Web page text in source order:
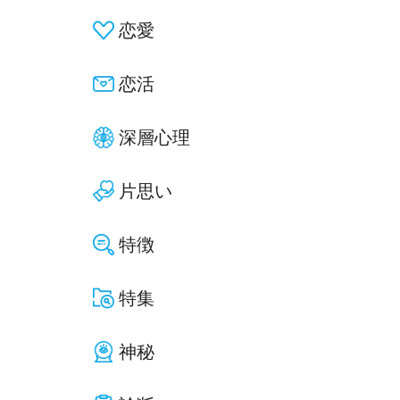
恋愛
恋活
深層心理
片思い
特徴
特集
神秘